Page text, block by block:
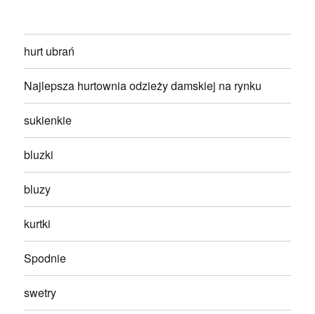
hurt ubrań
Najlepsza hurtownia odzieży damskiej na rynku
sukienkie
bluzki
bluzy
kurtki
Spodnie
swetry